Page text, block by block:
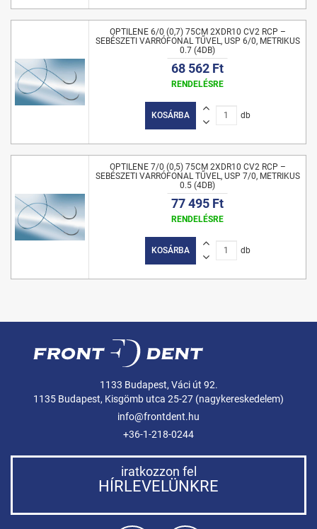
OPTILENE 6/0 (0,7) 75CM 2XDR10 CV2 RCP –
SEBÉSZETI VARRÓFONAL TŰVEL, USP 6/0, METRIKUS
0.7 (4DB)
68 562 Ft
RENDELÉSRE
KOSÁRBA db
OPTILENE 7/0 (0,5) 75CM 2XDR10 CV2 RCP –
SEBÉSZETI VARRÓFONAL TŰVEL, USP 7/0, METRIKUS
0.5 (4DB)
77 495 Ft
RENDELÉSRE
KOSÁRBA db
1133 Budapest, Váci út 92.
1135 Budapest, Kisgömb utca 25-27 (nagykereskedelem)
info@frontdent.hu
+36-1-218-0244
iratkozzon fel
HÍRLEVELÜNKRE